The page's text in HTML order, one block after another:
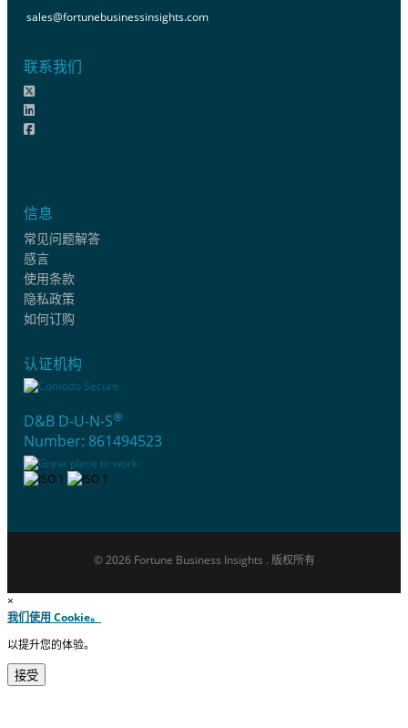
sales@fortunebusinessinsights.com
联系我们
信息
常见问题解答
感言
使用条款
隐私政策
如何订购
认证机构
D&B D-U-N-S®
Number: 861494523
© 2026 Fortune Business Insights . 版权所有
×
我们使用 Cookie。
以提升您的体验。
接受